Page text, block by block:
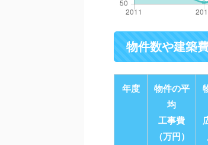
物件数や建築
年度
物件の平
均
工事費
（万円）